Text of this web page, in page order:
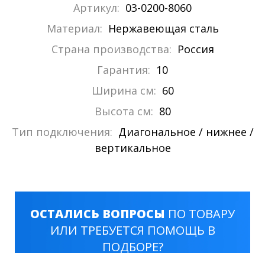
Артикул: 03-0200-8060
Материал: Нержавеющая сталь
Страна производства: Россия
Гарантия: 10
Ширина см: 60
Высота см: 80
Тип подключения: Диагональное / нижнее /
вертикальное
ОСТАЛИСЬ ВОПРОСЫ ПО ТОВАРУ
ИЛИ ТРЕБУЕТСЯ ПОМОЩЬ В
ПОДБОРЕ?